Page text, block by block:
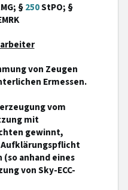
§250StPO; §
von Zeugen
Ermessen.
vom
mit
gewinnt,
Aufklärungspflicht
(so anhand eines
von Sky-ECC-